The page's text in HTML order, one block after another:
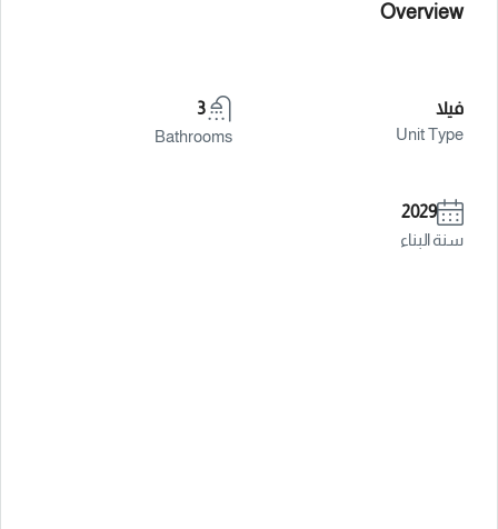
Overview
فيلا
Unit Type
3
Bathrooms
2029
سنة البناء